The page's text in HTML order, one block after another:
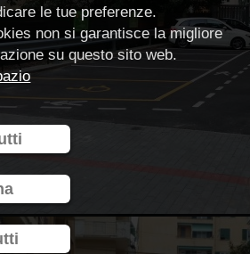
le tue preferenze.
non si garantisce la migliore
su questo sito web.